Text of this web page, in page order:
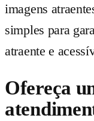
imagens
simples para
atraente e
Ofereça